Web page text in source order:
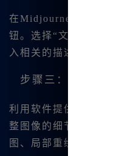
在Midjourney中文版主界
钮。选择“文生图”或“图
入相关的描述或上传图像。
步骤三：调整和编辑
利用软件提供的图片编辑
整图像的细节。可以根据
图、局部重绘等操作。